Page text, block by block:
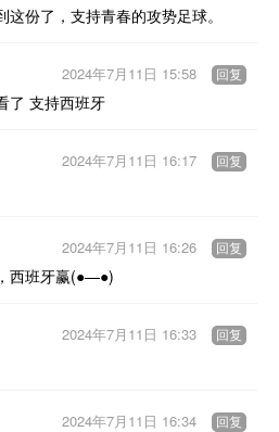
份了，支持青春的攻势足球。
了 支持西班牙
2024年7月11日 15:58 回复
2024年7月11日 16:17 回复
西班牙赢(●—●)
2024年7月11日 16:26 回复
2024年7月11日 16:33 回复
2024年7月11日 16:34 回复